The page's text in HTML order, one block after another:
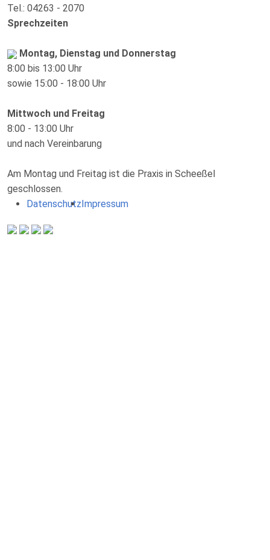
Tel.: 04263 - 2070
Sprechzeiten
Montag, Dienstag und Donnerstag
8:00 bis 13:00 Uhr
sowie 15:00 - 18:00 Uhr
Mittwoch und Freitag
8:00 - 13:00 Uhr
und nach Vereinbarung
Am Montag und Freitag ist die Praxis in Scheeßel
geschlossen.
DatenschutzImpressum